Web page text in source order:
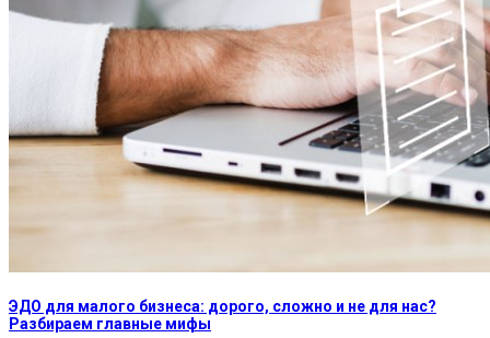
ЭДО для малого бизнеса: дорого, сложно и не для нас?
Разбираем главные мифы